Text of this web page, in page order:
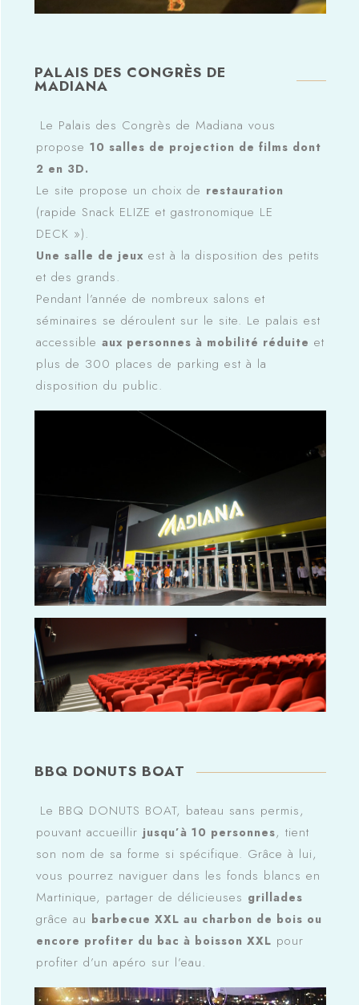
PALAIS DES CONGRÈS DE
MADIANA
Le Palais des Congrès de Madiana vous
propose 10 salles de projection de films dont
2 en 3D.
Le site propose un choix de restauration
(rapide Snack ELIZE et gastronomique LE
DECK »).
Une salle de jeux est à la disposition des petits
et des grands.
Pendant l’année de nombreux salons et
séminaires se déroulent sur le site. Le palais est
accessible aux personnes à mobilité réduite et
plus de 300 places de parking est à la
disposition du public.
BBQ DONUTS BOAT
Le BBQ DONUTS BOAT, bateau sans permis,
pouvant accueillir jusqu’à 10 personnes, tient
son nom de sa forme si spécifique. Grâce à lui,
vous pourrez naviguer dans les fonds blancs en
Martinique, partager de délicieuses grillades
grâce au barbecue XXL au charbon de bois ou
encore profiter du bac à boisson XXL pour
profiter d’un apéro sur l’eau.